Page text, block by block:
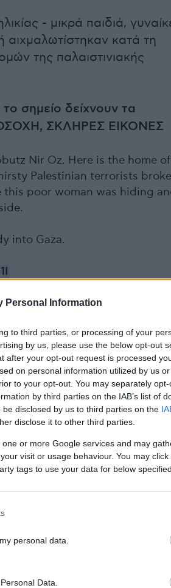
Personal Information
to third parties, or processing of your
by us, please use the below opt-out
after your opt-out request is processed
on personal information utilized by us
to your opt-out. You may separately
by third parties on the IAB’s list of
disclosed by us to third parties on the
disclose it to other third parties.
or more Google services and may
visit or usage behaviour. You may
tags to use your data for below
personal data.
Data.
- μικρά παιδιά,
αιχμαλωτίστηκαν κατά τη
της παλαιστινιακής
σημείο δείχνουν τα
ΣΚΛΗΡΕΣ ΕΙΚΟΝΕΣ
Nir Oz. Here is the home
Palestinian terrorists broke
poor woman was hiding
into Gaza.
19, 2023
the children’s toys at a home in
scene with blood smeared
pic.twitter.com/9SK3uWU9ik
October 19, 2023